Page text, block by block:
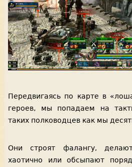
Передвигаясь по карте в
героев, мы попадаем на
таких полководцев как мы
Они строят фалангу,
хаотично или обсыпают